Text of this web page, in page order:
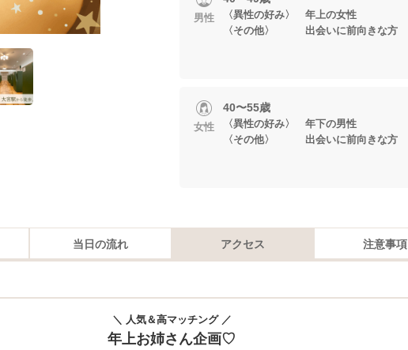
男性
〈異性の好み〉 年上の女性
〈その他〉 出会いに前向きな方
女性
40〜55歳
〈異性の好み〉 年下の男性
〈その他〉 出会いに前向きな方
当日の流れ アクセス 注意事項
＼ 人気＆高マッチング ／
年上お姉さん企画♡